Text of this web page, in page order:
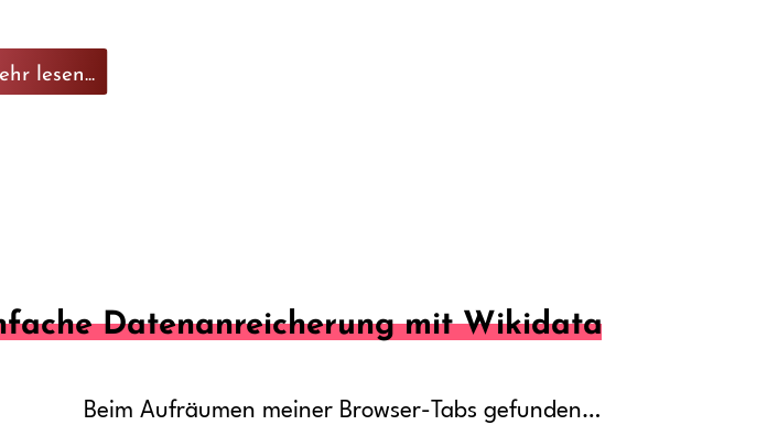
lesen...
Datenanreicherung mit Wikidata
Beim Aufräumen meiner Browser-Tabs gefunden…